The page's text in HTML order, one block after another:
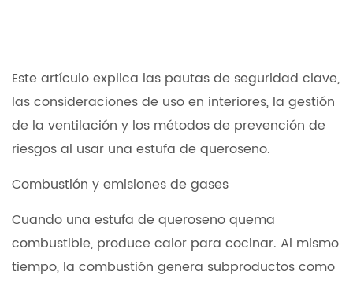
Este artículo explica las pautas de seguridad clave,
las consideraciones de uso en interiores, la gestión
de la ventilación y los métodos de prevención de
riesgos al usar una estufa de queroseno.
Combustión y emisiones de gases
Cuando una estufa de queroseno quema
combustible, produce calor para cocinar. Al mismo
tiempo, la combustión genera subproductos como